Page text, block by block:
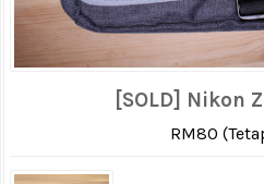
[SOLD] Nikon
RM80